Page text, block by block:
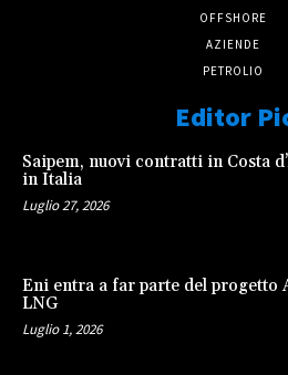
OFFSHORE
AZIENDE
PETROLIO
Editor
Saipem, nuovi contratti in Costa
in Italia
Luglio 27, 2026
Eni entra a far parte del progetto
LNG
Luglio 1, 2026